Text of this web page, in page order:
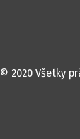
© 2020 Všetky